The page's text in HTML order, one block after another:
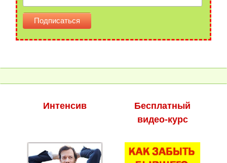
Интенсив
Бесплатный
видео-курс